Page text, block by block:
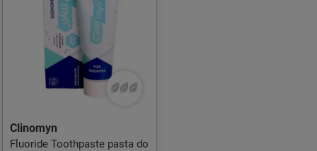
Clinomyn
Fluoride Toothpaste pasta do